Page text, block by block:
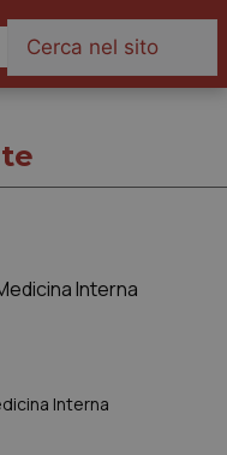
Interna